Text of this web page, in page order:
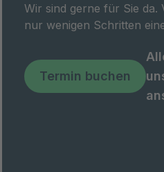
Wir sind gerne für Sie da.
nur wenigen Schritten
Termin buchen